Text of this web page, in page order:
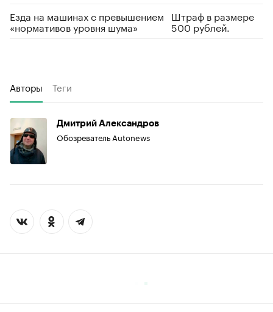
Езда на машинах c превышением
«нормативов уровня шума»
Штраф в размере
500 рублей.
Авторы Теги
Дмитрий Александров
Обозреватель Autonews